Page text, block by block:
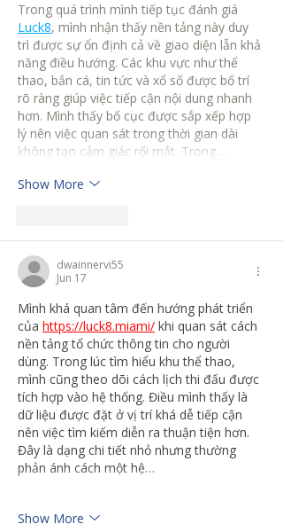
Trong quá trình mình tiếp tục đánh giá
Luck8, mình nhận thấy nền tảng này duy
trì được sự ổn định cả về giao diện lẫn khả
năng điều hướng. Các khu vực như thể
thao, bắn cá, tin tức và xổ số được bố trí
rõ ràng giúp việc tiếp cận nội dung nhanh
hơn. Mình thấy bố cục được sắp xếp hợp
lý nên việc quan sát trong thời gian dài
không tạo cảm giác rối mắt. Trong…
Show More
dwainnervi55
Jun 17
Mình khá quan tâm đến hướng phát triển
của https://luck8.miami/ khi quan sát cách
nền tảng tổ chức thông tin cho người
dùng. Trong lúc tìm hiểu khu thể thao,
mình cũng theo dõi cách lịch thi đấu được
tích hợp vào hệ thống. Điều mình thấy là
dữ liệu được đặt ở vị trí khá dễ tiếp cận
nên việc tìm kiếm diễn ra thuận tiện hơn.
Đây là dạng chi tiết nhỏ nhưng thường
phản ánh cách một hệ…
Show More